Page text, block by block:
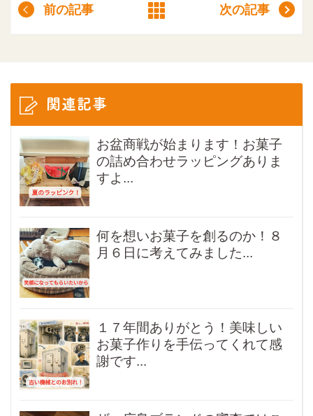
前の記事 次の記事
関連記事
お盆商戦が始まります！お菓子
の詰め合わせラッピングありま
すよ...
何を想いお菓子を創るのか！８
月６日に考えてみました...
１７年間ありがとう！美味しい
お菓子作りを手伝ってくれて感
謝です...